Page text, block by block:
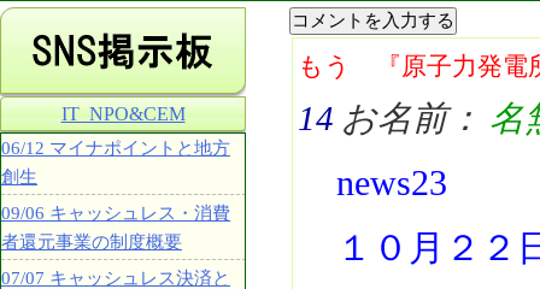
もう 『原子力発電
14 お名前： 名
news23
１０月２２
IT_NPO&CEM
06/12 マイナポイントと地方
創生
09/06 キャッシュレス・消費
者還元事業の制度概要
07/07 キャッシュレス決済と